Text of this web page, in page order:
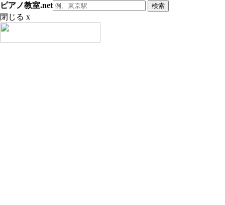
ピアノ教室.net
閉じる x